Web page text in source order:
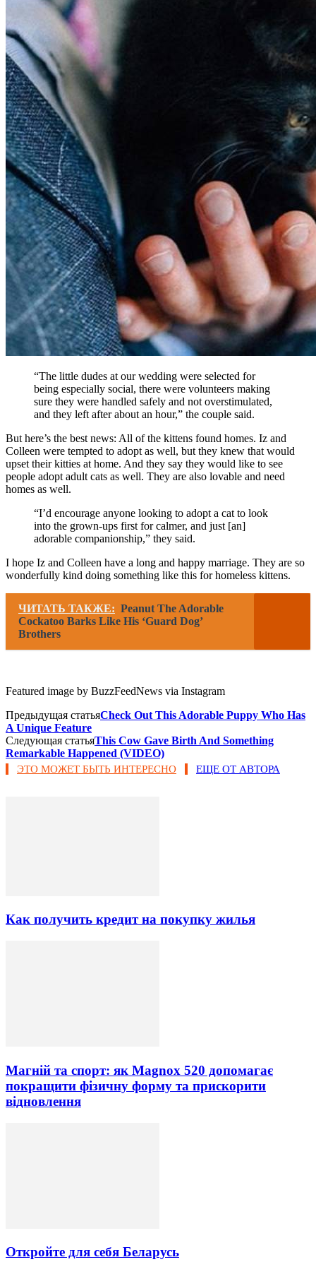
“The little dudes at our wedding were selected for
being especially social, there were volunteers making
sure they were handled safely and not overstimulated,
and they left after about an hour,” the couple said.
But here’s the best news: All of the kittens found homes. Iz and
Colleen were tempted to adopt as well, but they knew that would
upset their kitties at home. And they say they would like to see
people adopt adult cats as well. They are also lovable and need
homes as well.
“I’d encourage anyone looking to adopt a cat to look
into the grown-ups first for calmer, and just [an]
adorable companionship,” they said.
I hope Iz and Colleen have a long and happy marriage. They are so
wonderfully kind doing something like this for homeless kittens.
ЧИТАТЬ ТАКЖЕ: Peanut The Adorable
Cockatoo Barks Like His ‘Guard Dog’
Brothers
Featured image by BuzzFeedNews via Instagram
Предыдущая статьяCheck Out This Adorable Puppy Who Has
A Unique Feature
Следующая статьяThis Cow Gave Birth And Something
Remarkable Happened (VIDEO)
ЭТО МОЖЕТ БЫТЬ ИНТЕРЕСНО ЕЩЕ ОТ АВТОРА
Как получить кредит на покупку жилья
Магній та спорт: як Magnox 520 допомагає
покращити фізичну форму та прискорити
відновлення
Откройте для себя Беларусь